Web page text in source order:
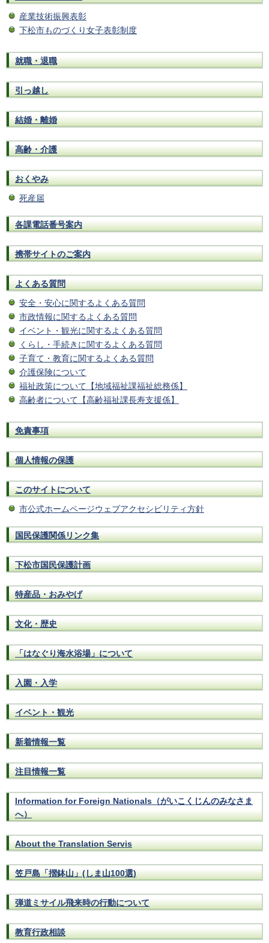
産業技術振興表彰
下松市ものづくり女子表彰制度
就職・退職
引っ越し
結婚・離婚
高齢・介護
おくやみ
死産届
各課電話番号案内
携帯サイトのご案内
よくある質問
安全・安心に関するよくある質問
市政情報に関するよくある質問
イベント・観光に関するよくある質問
くらし・手続きに関するよくある質問
子育て・教育に関するよくある質問
介護保険について
福祉政策について【地域福祉課福祉総務係】
高齢者について【高齢福祉課長寿支援係】
免責事項
個人情報の保護
このサイトについて
市公式ホームページウェブアクセシビリティ方針
国民保護関係リンク集
下松市国民保護計画
特産品・おみやげ
文化・歴史
「はなぐり海水浴場」について
入園・入学
イベント・観光
新着情報一覧
注目情報一覧
Information for Foreign Nationals（がいこくじんのみなさま
へ）
About the Translation Servis
笠戸島「摺鉢山」(しま山100選)
弾道ミサイル飛来時の行動について
教育行政相談